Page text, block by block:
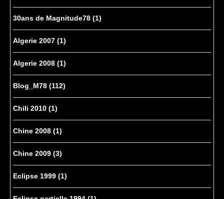
30ans de Magnitude78 (1)
Algerie 2007 (1)
Algerie 2008 (1)
Blog_M78 (112)
Chili 2010 (1)
Chine 2008 (1)
Chine 2009 (3)
Eclipse 1999 (1)